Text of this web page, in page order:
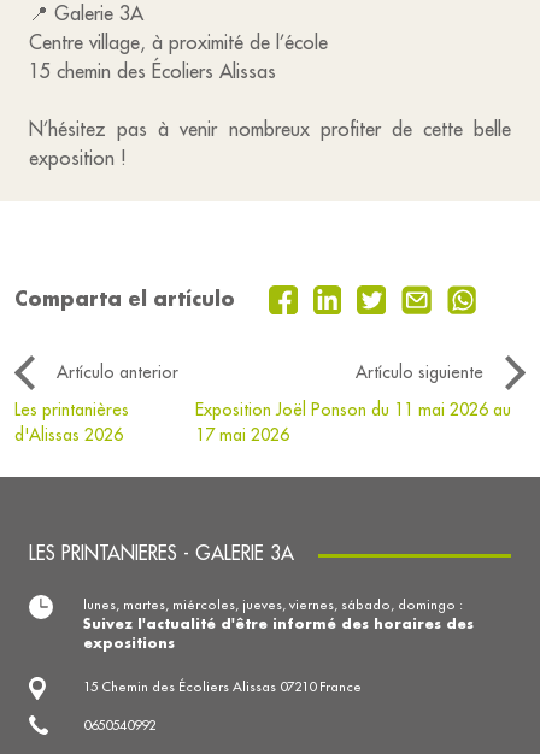
📍 Galerie 3A
Centre village, à proximité de l’école
15 chemin des Écoliers Alissas
N’hésitez pas à venir nombreux profiter de cette belle
exposition !
Comparta el artículo
Artículo anterior
Artículo siguiente
Les printanières
d'Alissas 2026
Exposition Joël Ponson du 11 mai 2026 au
17 mai 2026
LES PRINTANIERES - GALERIE 3A
15 Chemin des Écoliers Alissas 07210 France
0650540992
lunes, martes, miércoles, jueves, viernes, sábado, domingo :
Suivez l'actualité d'être informé des horaires des
expositions